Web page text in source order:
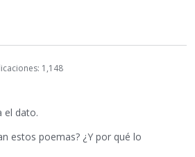
1,148
el dato.
estos poemas? ¿Y por qué lo